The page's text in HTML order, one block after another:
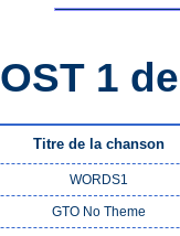
OST 1
Titre de la chanson
WORDS1
GTO No Theme